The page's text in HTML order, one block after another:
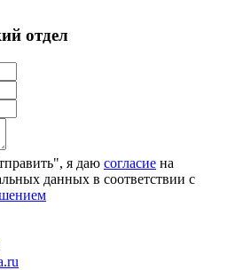
отдел
я даю согласие на
данных в соответствии с